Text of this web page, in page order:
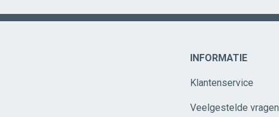
INFORMATIE
Klantenservice
Veelgestelde vragen